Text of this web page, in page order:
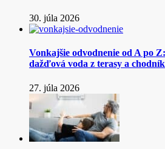
30. júla 2026
Vonkajšie odvodnenie od A po
dažďová voda z terasy a
27. júla 2026